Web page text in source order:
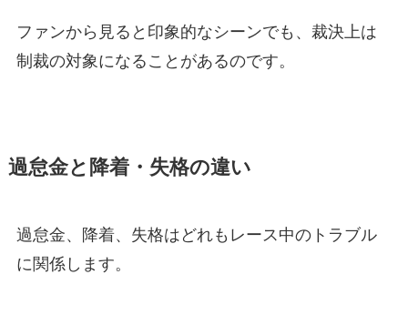
ファンから見ると印象的なシーンでも、裁決上は
制裁の対象になることがあるのです。
過怠金と降着・失格の違い
過怠金、降着、失格はどれもレース中のトラブル
に関係します。